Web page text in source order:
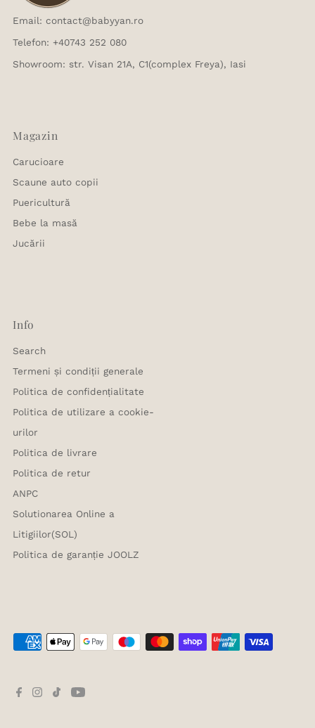
Email: contact@babyyan.ro
Telefon: +40743 252 080
Showroom: str. Visan 21A, C1(complex Freya), Iasi
Magazin
Carucioare
Scaune auto copii
Puericultură
Bebe la masă
Jucării
Info
Search
Termeni și condiții generale
Politica de confidențialitate
Politica de utilizare a cookie-
urilor
Politica de livrare
Politica de retur
ANPC
Solutionarea Online a
Litigiilor(SOL)
Politica de garanție JOOLZ